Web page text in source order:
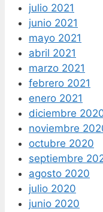
julio 2021
junio 2021
mayo 2021
abril 2021
marzo 2021
febrero 2021
enero 2021
diciembre
noviembre
octubre 2020
septiembre
agosto 2020
julio 2020
junio 2020